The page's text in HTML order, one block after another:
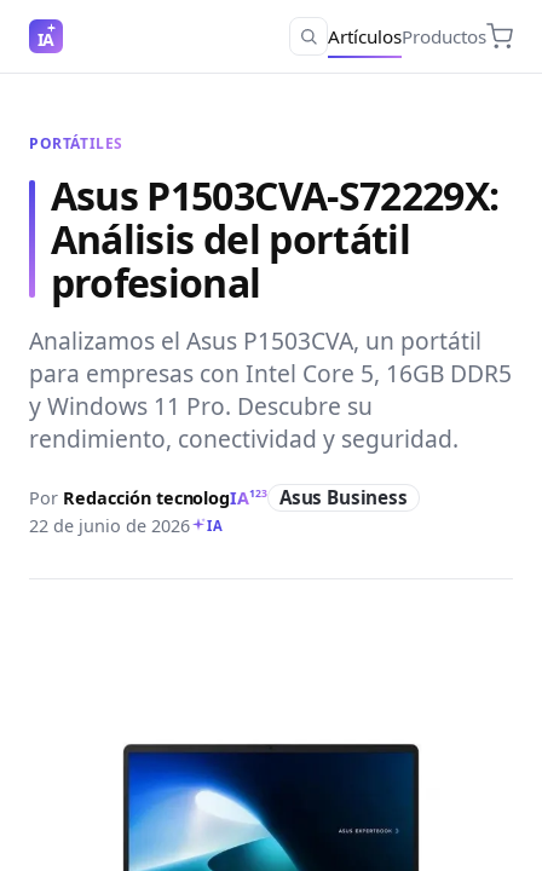
IA ArtículosProductos
PORTÁTILES
Asus P1503CVA-S72229X:
Análisis del portátil
profesional
Analizamos el Asus P1503CVA, un portátil
para empresas con Intel Core 5, 16GB DDR5
y Windows 11 Pro. Descubre su
rendimiento, conectividad y seguridad.
Por Redacción tecnologIA123 Asus Business
22 de junio de 2026 IA